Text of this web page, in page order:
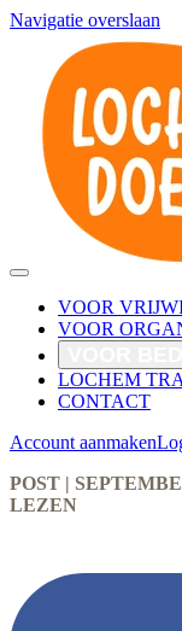
Navigatie overslaan
VOOR
VOOR
LOCHEM
CONTACT
Account aanmaken
POST |
LEZEN